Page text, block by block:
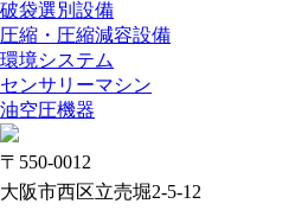
破袋選別設備
圧縮・圧縮減容設備
環境システム
センサリーマシン
油空圧機器
〒550-0012
大阪市西区立売堀2-5-12